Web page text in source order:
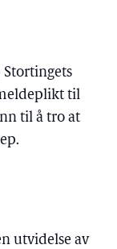
til
til å tro at
utvidelse av